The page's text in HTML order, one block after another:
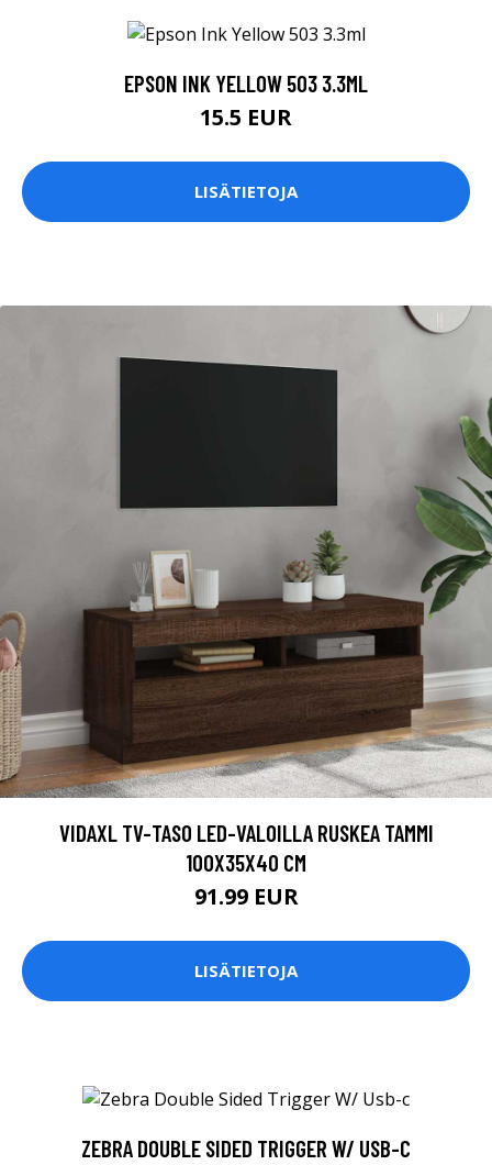
EPSON INK YELLOW 503 3.3ML
15.5 EUR
LISÄTIETOJA
VIDAXL TV-TASO LED-VALOILLA RUSKEA TAMMI
100X35X40 CM
91.99 EUR
LISÄTIETOJA
ZEBRA DOUBLE SIDED TRIGGER W/ USB-C